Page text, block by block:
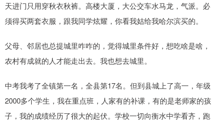
天进门只用穿秋衣秋裤。高楼大厦，大公交车水马龙，气派。必
须得买两套衣服，跟我同学炫耀，你看我姑给我哈尔滨买的。
父母、邻居也总提城里咋咋的，觉得城里条件好，想吃啥是啥，
农村有成就的人才能走出去。我也想去城里。
中考我考了全镇第一名，全县第17名。但到县城上了高一，年级
2000多个学生，我在重点班，人家有的补课，有的是老师家的孩
子，我的成绩经历了很大的起伏。学校一切向衡水中学看齐，跑